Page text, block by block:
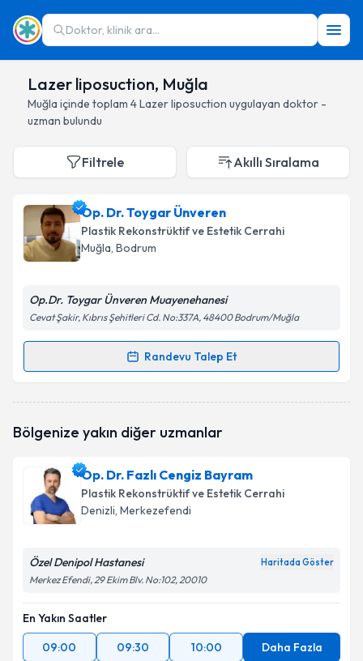
Doktor, klinik ara...
Lazer liposuction, Muğla
Muğla içinde toplam 4Lazer liposuction uygulayan doktor -
uzman bulundu
Filtrele Akıllı Sıralama
Op. Dr. Toygar Ünveren
Plastik Rekonstrüktif ve Estetik Cerrahi
Muğla, Bodrum
Op.Dr. Toygar Ünveren Muayenehanesi
Cevat Şakir, Kıbrıs Şehitleri Cd. No:337A, 48400 Bodrum/Muğla
Randevu Talep Et
Randevu Takvimi Talebi
oluşturun. Size bu uzmandan randevu almanız için bir
E-posta Adresiniz
Kişisel verilerimin işlenmesine ilişkin
Aydınlatma
Metni'ni okudum ve kişisel verilerimin belirtilen
Takvim Talebini Gönder
Bölgenize yakın diğer uzmanlar
Op. Dr. Fazlı Cengiz Bayram
Plastik Rekonstrüktif ve Estetik Cerrahi
Denizli, Merkezefendi
Özel Denipol Hastanesi Haritada Göster
Merkez Efendi, 29 Ekim Blv. No:102, 20010
En Yakın Saatler
09:00
09:30 10:00 Daha Fazla